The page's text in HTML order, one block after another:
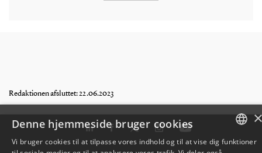
Redaktionen afsluttet: 22.06.2023
Denne hjemmeside bruger cookies
Vi bruger cookies til at tilpasse vores indhold og til at vise dig funktioner